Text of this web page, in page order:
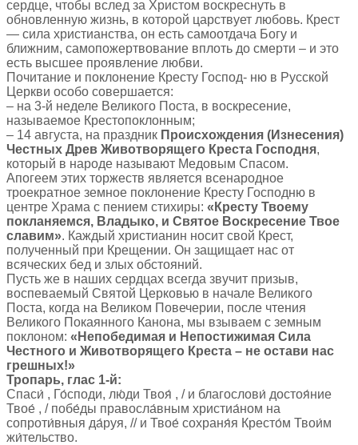
сердце, чтобы вслед за Христом воскреснуть в
обновленную жизнь, в которой царствует любовь. Крест
— сила христианства, он есть самоотдача Богу и
ближним, самопожертвование вплоть до смерти – и это
есть высшее проявление любви.
Почитание и поклонение Кресту Господ- ню в Русской
Церкви особо совершается:
– на 3-й неделе Великого Поста, в воскресение,
называемое Крестопоклонным;
– 14 августа, на праздник Происхождения (Изнесения)
Честных Древ Животворящего Креста Господня,
который в народе называют Медовым Спасом.
Апогеем этих торжеств является всенародное
троекратное земное поклонение Кресту Господню в
центре Храма с пением стихиры: «Кресту Твоему
покланяемся, Владыко, и Святое Воскресение Твое
славим». Каждый христианин носит свой Крест,
полученный при Крещении. Он защищает нас от
всяческих бед и злых обстояний.
Пусть же в наших сердцах всегда звучит призыв,
воспеваемый Святой Церковью в начале Великого
Поста, когда на Великом Повечерии, после чтения
Великого Покаянного Канона, мы взываем с земным
поклоном: «Непобедимая и Непостижимая Сила
Честного и Животворящего Креста – не остави нас
грешных!»
Тропарь, глас 1-й:
Спаси́ , Го́споди, лю́ди Твоя́ , / и благослови́ достоя́ние
Твое́ , / побе́ды правосла́вным христиа́ном на
сопроти́вныя да́руя, // и Твое́ сохраня́я Кресто́м Твои́м
жи́тельство.